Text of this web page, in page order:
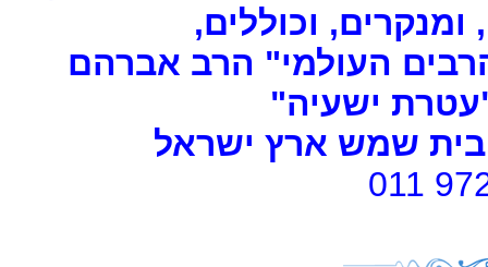
ומנקרים, וכוללים,
העולמי" הרב אברהם
ישעיה"
שמש ארץ ישראל
011